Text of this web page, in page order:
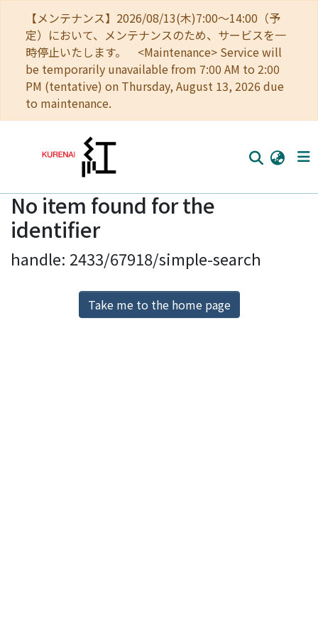
【メンテナンス】2026/08/13(木)7:00～14:00（予
定）において、メンテナンスのため、サービスを一
時停止いたします。 <Maintenance> Service will
be temporarily unavailable from 7:00 AM to 2:00
PM (tentative) on Thursday, August 13, 2026 due
to maintenance.
Home
Communities
Browse
Download Ranking
No item found for the
identifier
handle: 2433/67918/simple-search
Take me to the home page